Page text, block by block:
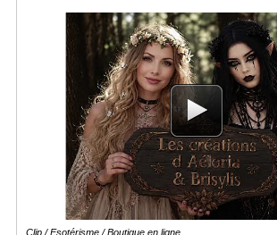
Clip / Esotérisme / Boutique en ligne